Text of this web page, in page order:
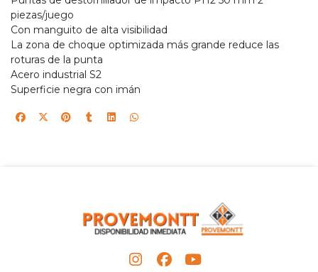
piezas/juego
Con manguito de alta visibilidad
La zona de choque optimizada más grande reduce las
roturas de la punta
Acero industrial S2
Superficie negra con imán